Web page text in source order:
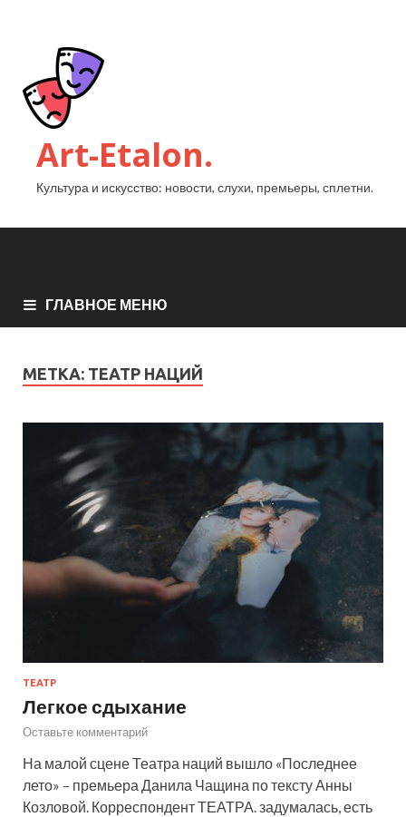
Art-Etalon.
Культура и искусство: новости, слухи, премьеры, сплетни.
ГЛАВНОЕ МЕНЮ
МЕТКА: ТЕАТР НАЦИЙ
ТЕАТР
Легкое сдыхание
Оставьте комментарий
На малой сцене Театра наций вышло «Последнее
лето» – премьера Данила Чащина по тексту Анны
Козловой. Корреспондент ТЕАТРА. задумалась, есть